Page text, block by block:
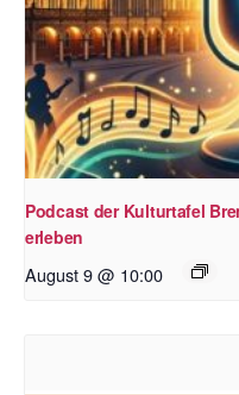
Podcast der Kulturtafel
erleben
August 9 @ 10:00